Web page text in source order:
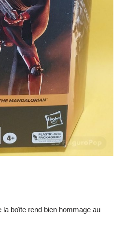
la boîte rend bien hommage au